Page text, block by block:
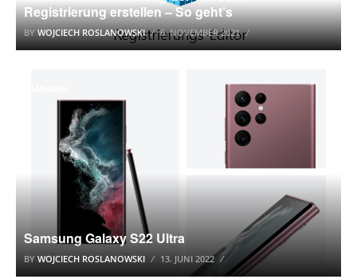
Registrierung erstellen – So geht’s
BYWOJCIECH ROSLANOWSKI 6. NOVEMBER 2021
Samsung Galaxy S22 Ultra
BY WOJCIECH ROSLANOWSKI 13. JUNI 2022